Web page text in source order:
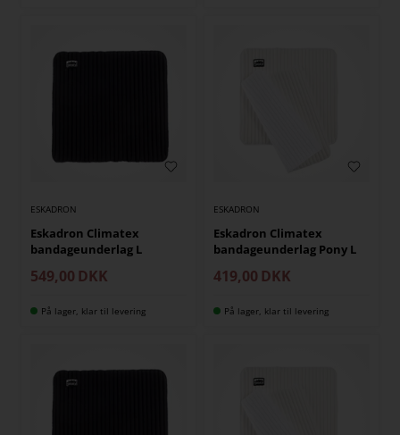
ESKADRON
Eskadron Climatex
bandageunderlag L
549,00 DKK
På lager, klar til levering
ESKADRON
Eskadron Climatex
bandageunderlag Pony L
419,00 DKK
På lager, klar til levering